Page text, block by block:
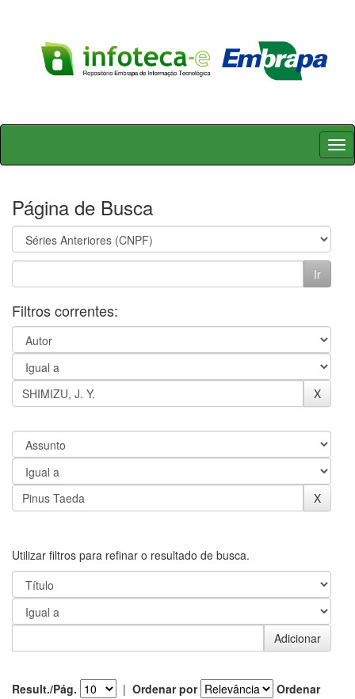
Skip
Página de Busca
Filtros correntes:
Utilizar filtros para refinar o resultado de busca.
Result./Pág. | Ordenar por
Ordenar